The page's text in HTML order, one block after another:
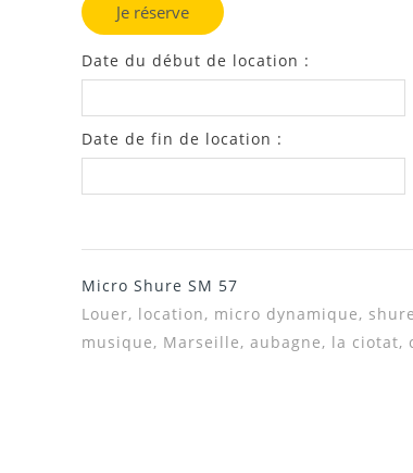
Je réserve
Date du début de location :
Date de fin de location :
Micro Shure SM 57
Louer, location, micro dynamique,
musique, Marseille, aubagne, la ciotat,